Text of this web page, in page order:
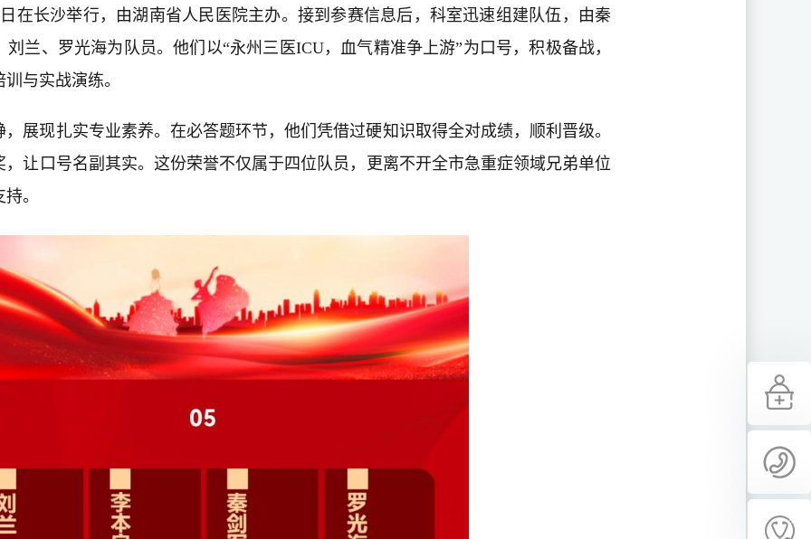
在长沙举行，由湖南省人民医院主办。接到参赛信息后，科室迅速组建队伍，由秦
兰、罗光海为队员。他们以“永州三医ICU，血气精准争上游”为口号，积极备战，
与实战演练。
展现扎实专业素养。在必答题环节，他们凭借过硬知识取得全对成绩，顺利晋级。
让口号名副其实。这份荣誉不仅属于四位队员，更离不开全市急重症领域兄弟单位
。